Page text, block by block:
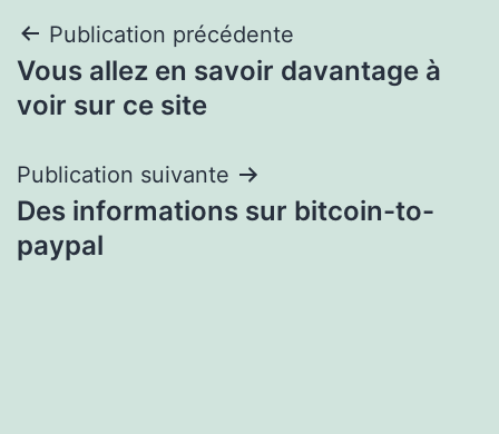
Navigation
de
Publication précédente
Vous allez en savoir davantage à
voir sur ce site
Publication suivante
Des informations sur bitcoin-to-
paypal